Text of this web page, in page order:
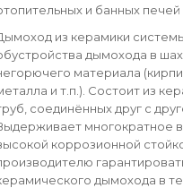
и банных
из керамики
дымохода в
материала
и т.п.). Состоит из
соединённых друг с
многократное
коррозионной
дымохода в